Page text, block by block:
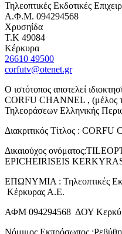
Τηλεοπτικές Εκδοτικές
Α.Φ.Μ. 094294568
Χρυσηίδα
Τ.Κ 49084
Κέρκυρα
26610 49500
corfutv@otenet.gr
Ο ιστότοπος αποτελεί
CORFU CHANNEL , (μέλος
Τηλεοράσεων Ελληνικής
Διακριτικός Τίτλος :
Δικαιούχος
EPICHEIRISEIS
ΕΠΩΝΥΜΙΑ : Τηλεοπτικές
Κέρκυρας Α.Ε.
ΑΦΜ 094294568 ΔΟΥ